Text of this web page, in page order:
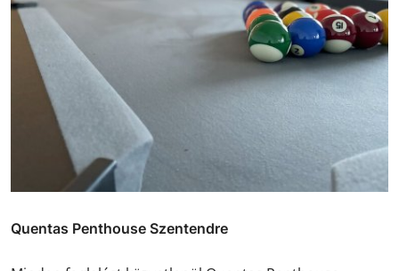
Quentas Penthouse Szentendre